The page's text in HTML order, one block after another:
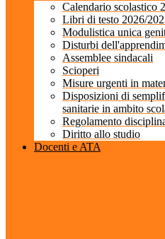
Calendario scolastico
Libri di testo 2026/
Modulistica unica
Disturbi
Assemblee sindacali
Scioperi
Misure urgenti in
Disposizioni di
sanitarie in ambito
Regolamento
Diritto allo studio
Docenti e ATA